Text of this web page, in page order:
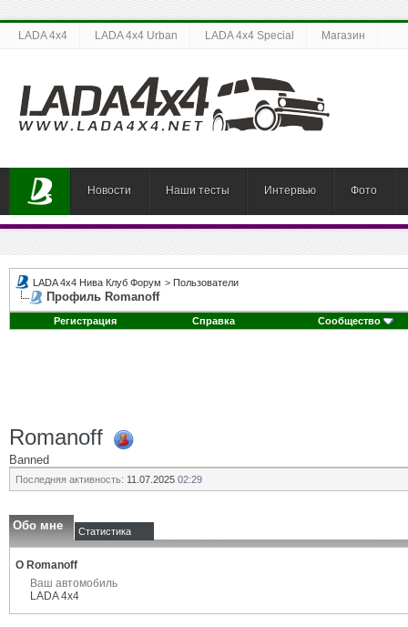
LADA 4x4 LADA 4x4 Urban LADA 4x4 Special Магазин
Новости Наши тесты Интервью Фото
LADA 4x4 Нива Клуб Форум > Пользователи
Профиль Romanoff
Регистрация Справка Сообщество
Romanoff
Banned
Последняя активность: 11.07.2025 02:29
Обо мне Статистика
О Romanoff
Ваш автомобиль
LADA 4x4